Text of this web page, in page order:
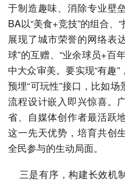
于制造趣味、消除专业壁
BA以“美食+竞技”的组合、
展现了城市荣誉的网络表
球”的互赠、“业余球员+百
中大众审美。要实现“有趣
预埋“可玩性”接口，比如场
流程设计嵌入即兴惊喜。
省、自媒体创作者最活跃
这一先天优势，培育共创
全民参与的生动局面。
三是有序，构建长效机